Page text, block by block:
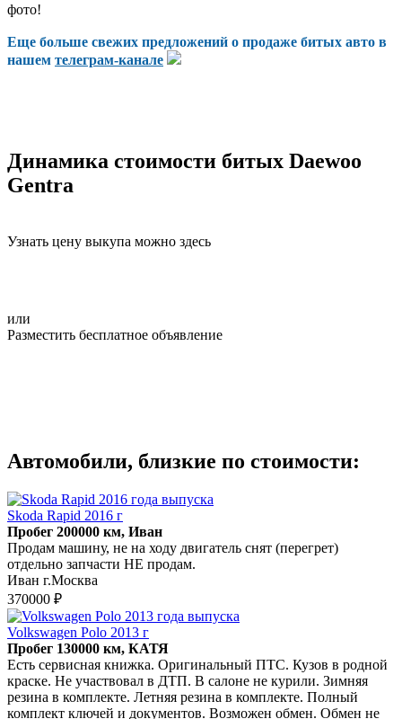
фото!
Еще больше свежих предложений о продаже битых авто в
нашем телеграм-канале
Динамика стоимости битых Daewoo
Gentra
Узнать цену выкупа можно здесь
или
Разместить бесплатное объявление
Автомобили, близкие по стоимости:
Skoda Rapid 2016 г
Пробег 200000 км, Иван
Продам машину, не на ходу двигатель снят (перегрет)
отдельно запчасти НЕ продам.
Иван г.Москва
370000 ₽
Volkswagen Polo 2013 г
Пробег 130000 км, КАТЯ
Есть сервисная книжка. Оригинальный ПТС. Кузов в родной
краске. Не участвовал в ДТП. В салоне не курили. Зимняя
резина в комплекте. Летняя резина в комплекте. Полный
комплект ключей и документов. Возможен обмен. Обмен не